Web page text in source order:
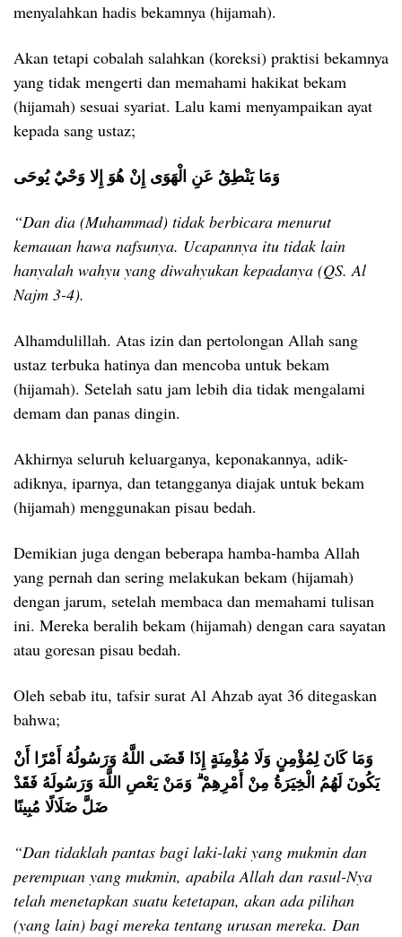
menyalahkan hadis bekamnya (hijamah).
Akan tetapi cobalah salahkan (koreksi) praktisi bekamnya
yang tidak mengerti dan memahami hakikat bekam
(hijamah) sesuai syariat. Lalu kami menyampaikan ayat
kepada sang ustaz;
وَمَا يَنْطِقُ عَنِ الْهَوَى إِنْ هُوَ إِلا وَحْيٌ يُوحَى
“Dan dia (Muhammad) tidak berbicara menurut
kemauan hawa nafsunya. Ucapannya itu tidak lain
hanyalah wahyu yang diwahyukan kepadanya (QS. Al
Najm 3-4).
Alhamdulillah. Atas izin dan pertolongan Allah sang
ustaz terbuka hatinya dan mencoba untuk bekam
(hijamah). Setelah satu jam lebih dia tidak mengalami
demam dan panas dingin.
Akhirnya seluruh keluarganya, keponakannya, adik-
adiknya, iparnya, dan tetangganya diajak untuk bekam
(hijamah) menggunakan pisau bedah.
Demikian juga dengan beberapa hamba-hamba Allah
yang pernah dan sering melakukan bekam (hijamah)
dengan jarum, setelah membaca dan memahami tulisan
ini. Mereka beralih bekam (hijamah) dengan cara sayatan
atau goresan pisau bedah.
Oleh sebab itu, tafsir surat Al Ahzab ayat 36 ditegaskan
bahwa;
وَمَا كَانَ لِمُؤْمِنٍ وَلَا مُؤْمِنَةٍ إِذَا قَضَى اللَّهُ وَرَسُولُهُ أَمْرًا أَنْ
يَكُونَ لَهُمُ الْخِيَرَةُ مِنْ أَمْرِهِمْ ۗ وَمَنْ يَعْصِ اللَّهَ وَرَسُولَهُ فَقَدْ
ضَلَّ ضَلَالًا مُبِينًا
“Dan tidaklah pantas bagi laki-laki yang mukmin dan
perempuan yang mukmin, apabila Allah dan rasul-Nya
telah menetapkan suatu ketetapan, akan ada pilihan
(yang lain) bagi mereka tentang urusan mereka. Dan